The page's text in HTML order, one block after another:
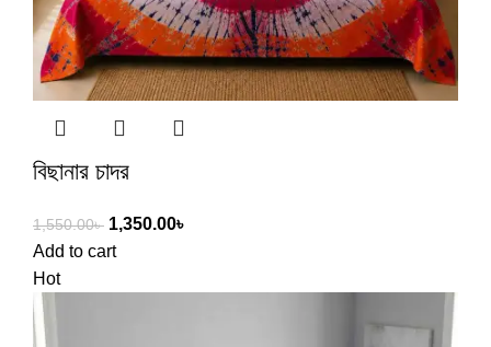
বিছানার চাদর
1,550.00৳ 1,350.00৳
Add to cart
Hot